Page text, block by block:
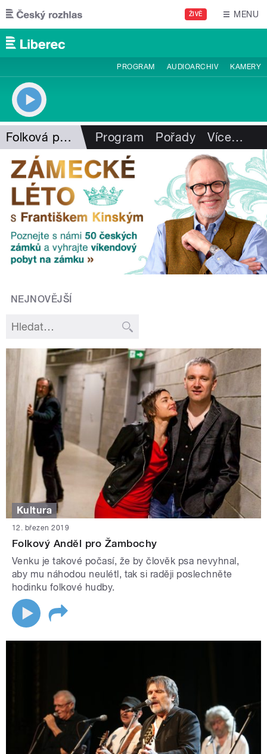
Přejít k hlavnímu obsahu
ŽIVĚ MENU
PROGRAM AUDIOARCHIV KAMERY
Folková pohlazení Program Pořady Více…
NEJNOVĚJŠÍ
Kultura
12. březen 2019
Folkový Anděl pro Žambochy
Venku je takové počasí, že by člověk psa nevyhnal,
aby mu náhodou neulétl, tak si raději poslechněte
hodinku folkové hudby.